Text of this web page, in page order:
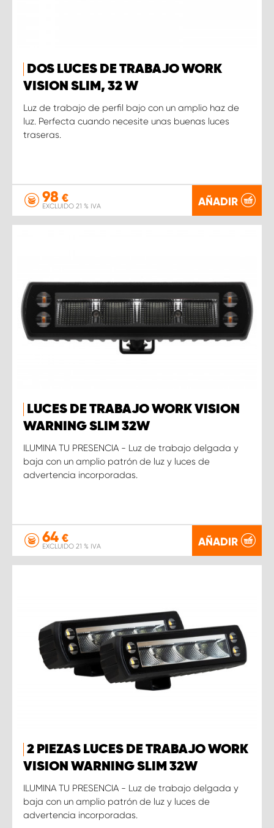
DOS LUCES DE TRABAJO WORK
VISION SLIM, 32 W
Luz de trabajo de perfil bajo con un amplio haz de
luz. Perfecta cuando necesite unas buenas luces
traseras.
98 €
EXCLUIDO 21 % IVA AÑADIR
LUCES DE TRABAJO WORK VISION
WARNING SLIM 32W
ILUMINA TU PRESENCIA - Luz de trabajo delgada y
baja con un amplio patrón de luz y luces de
advertencia incorporadas.
64 €
EXCLUIDO 21 % IVA AÑADIR
2 PIEZAS LUCES DE TRABAJO WORK
VISION WARNING SLIM 32W
ILUMINA TU PRESENCIA - Luz de trabajo delgada y
baja con un amplio patrón de luz y luces de
advertencia incorporadas.